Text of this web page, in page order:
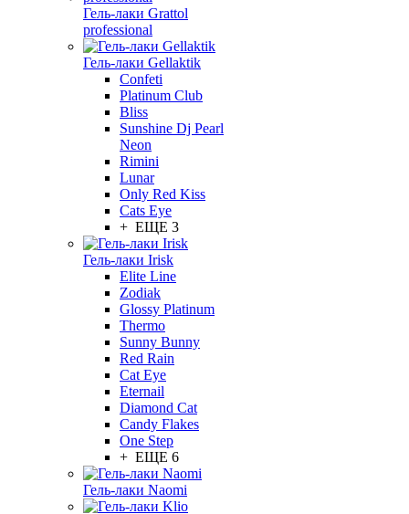
Гель-лаки Grattol
professional
Гель-лаки Gellaktik
Confeti
Platinum Club
Bliss
Sunshine Dj Pearl
Neon
Rimini
Lunar
Only Red Kiss
Cats Eye
+ ЕЩЕ 3
Гель-лаки Irisk
Elite Line
Zodiak
Glossy Platinum
Thermo
Sunny Bunny
Red Rain
Cat Eye
Eternail
Diamond Cat
Candy Flakes
One Step
+ ЕЩЕ 6
Гель-лаки Naomi